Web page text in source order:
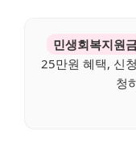
민생회복지원
25만원 혜택, 신
청